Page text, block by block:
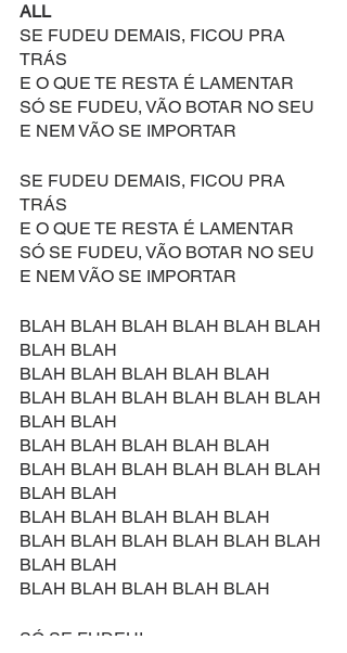
ALL
SE FUDEU DEMAIS, FICOU PRA
TRÁS
E O QUE TE RESTA É LAMENTAR
SÓ SE FUDEU, VÃO BOTAR NO SEU
E NEM VÃO SE IMPORTAR
SE FUDEU DEMAIS, FICOU PRA
TRÁS
E O QUE TE RESTA É LAMENTAR
SÓ SE FUDEU, VÃO BOTAR NO SEU
E NEM VÃO SE IMPORTAR
BLAH BLAH BLAH BLAH BLAH BLAH
BLAH BLAH
BLAH BLAH BLAH BLAH BLAH
BLAH BLAH BLAH BLAH BLAH BLAH
BLAH BLAH
BLAH BLAH BLAH BLAH BLAH
BLAH BLAH BLAH BLAH BLAH BLAH
BLAH BLAH
BLAH BLAH BLAH BLAH BLAH
BLAH BLAH BLAH BLAH BLAH BLAH
BLAH BLAH
BLAH BLAH BLAH BLAH BLAH
SÓ SE FUDEU!